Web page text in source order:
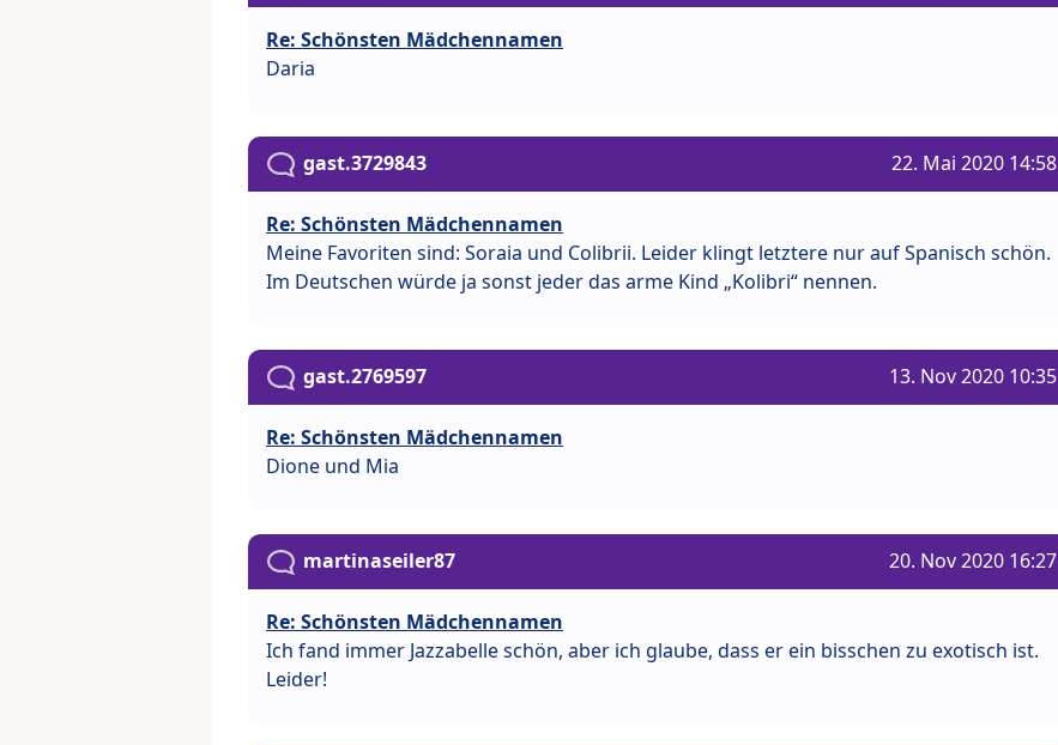
Re: Schönsten Mädchennamen
Daria
gast.3729843 22. Mai 2020 14:58
Re: Schönsten Mädchennamen
Meine Favoriten sind: Soraia und Colibrii. Leider klingt letztere nur auf Spanisch schön.
Im Deutschen würde ja sonst jeder das arme Kind „Kolibri“ nennen.
gast.2769597 13. Nov 2020 10:35
Re: Schönsten Mädchennamen
Dione und Mia
martinaseiler87 20. Nov 2020 16:27
Re: Schönsten Mädchennamen
Ich fand immer Jazzabelle schön, aber ich glaube, dass er ein bisschen zu exotisch ist.
Leider!